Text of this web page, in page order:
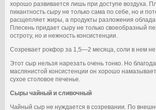
хорошо развивается лишь при доступе воздуха.
пикантность сыру не только сама по себе, но и
расщепляет жиры, а продукты разложения
Плесень придает сыру не только своеобразный
остроту, но и нежность консистенции.
Созревает рокфор за 1,5—2 месяца, соли в нем
Этот сыр нельзя нарезать очень тонко. Но
маслянистой консистенции он хорошо
сухое столовое печенье.
Сыры чайный и сливочный
Чайный сыр не нуждается в созревании. По